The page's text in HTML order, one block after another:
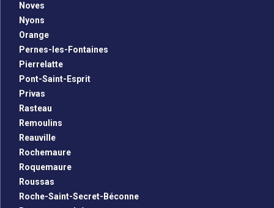
Noves
Nyons
Orange
Pernes-les-Fontaines
Pierrelatte
Pont-Saint-Esprit
Privas
Rasteau
Remoulins
Reauville
Rochemaure
Roquemaure
Roussas
Roche-Saint-Secret-Béconne